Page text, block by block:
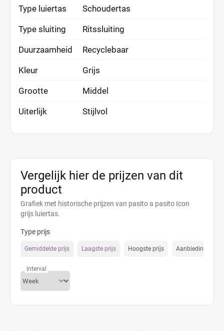
Type luiertas Schoudertas
Type sluiting Ritssluiting
Duurzaamheid Recyclebaar
Kleur Grijs
Grootte Middel
Uiterlijk Stijlvol
Vergelijk hier de prijzen van dit
product
Grafiek met historische prijzen van pasito a pasito Icon
grijs luiertas.
Type prijs
Gemiddelde prijs Laagste prijs Hoogste prijs Aanbiedings prijs
Interval